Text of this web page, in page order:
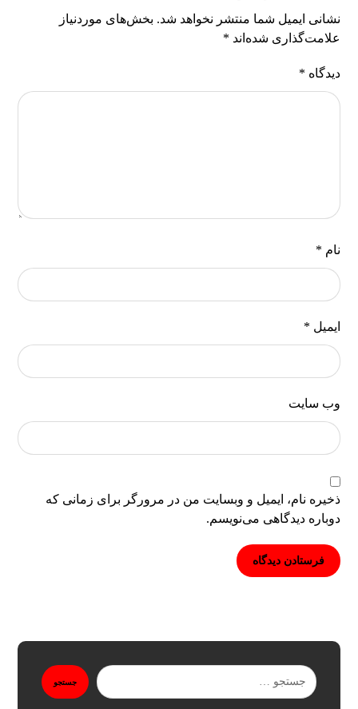
نشانی ایمیل شما منتشر نخواهد شد. بخش‌های موردنیاز
علامت‌گذاری شده‌اند *
دیدگاه *
نام *
ایمیل *
وب‌ سایت
ذخیره نام، ایمیل و وبسایت من در مرورگر برای زمانی که
دوباره دیدگاهی می‌نویسم.
فرستادن دیدگاه
جستجو